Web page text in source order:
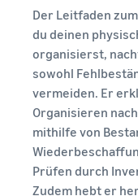
Anfängerleitfaden
Wichtige Punkte vor dem
Verkaufsstart
Leitfaden für neue
Verkaufspartner
Nutzen Sie empfohlene
Maßnahmen und
Sie bis zu 9x mehr im
Berechnen Sie
und Kosten für ein
vergleichen Sie
Versandmethoden
Erweitern
Sie Ihren
Betrieb
Weitere
Tools
erkunden
Verkaufen Sie auf
Amazon Renewed
Verkaufen Sie
generalüberholte und
gebrauchte Produkte
beliebte Programm
Gebühren
und Kosten
einschätzen
Einnahmenrechner
Ihren Umsatz bei
schätzen
Verkäufern
Sind Sie bereit, Ihre
Erfolgsgeschichte zu
starten?
Umsatzsteuer-
Wissenszentrum
Alles Wichtige rund um
Umsatzsteuer auf einen
Blick
Deutsch
Anmelden
Registrieren
Der Leitfaden
du deinen
organisierst,
sowohl
vermeiden. Er
Organisieren
mithilfe von
Prüfen durch
Zudem hebt er